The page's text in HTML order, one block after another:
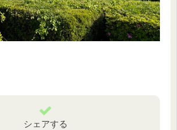
シェアする